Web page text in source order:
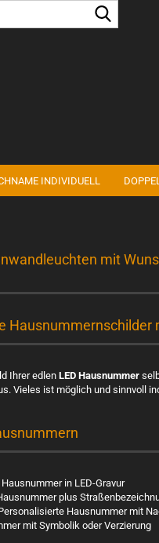
Sprache
INDIVIDUELL
mit
Hausnummernschilder
Ihrer edlen LED Hausnummer
Vieles ist möglich und sinnvoll
in LED-Gravur
plus
Hausnummer mit
mit Symbolik oder Verzierung